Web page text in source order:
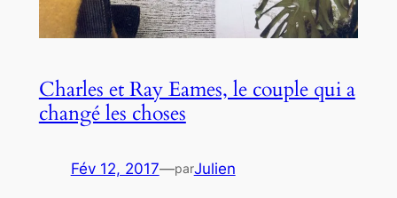
Charles et Ray Eames, le couple qui a
changé les choses
Fév 12, 2017—parJulien